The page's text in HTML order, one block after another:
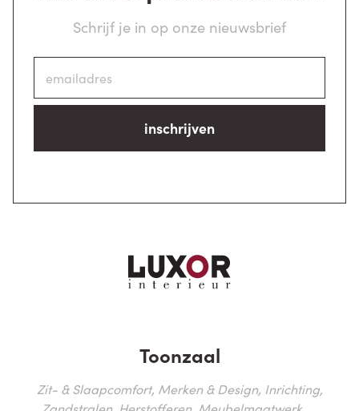
Schrijf je in op onze nieuwsbrief
inschrijven
Toonzaal
Zit- & Slaapcomfort, Merken & Design, Inrichting,